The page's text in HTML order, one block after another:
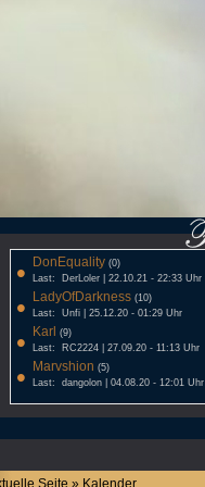
• DonEquality(0)
Last: DerLoler | 22.10.21 - 22:33 Uhr
• LadyOfDarkness(10)
Last: Unfi | 25.12.20 - 01:29 Uhr
• Karl (9)
Last: RC2224 | 27.09.20 - 11:13 Uhr
• Marvshion (5)
Last: dangolon | 04.08.20 - 12:01 Uhr
Seite » Kalender